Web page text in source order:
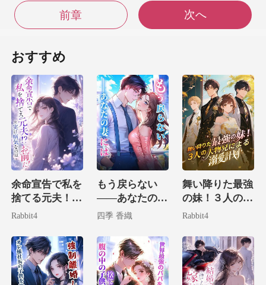
ンおじさん」 しかし本当は、ミシェルもも
動しないのがいけない
ので、
ったっ
前章 次へ
おすすめ
余命宣告で私を
捨てる元夫！？
実は病気なのは
Rabbit4
もう戻らない
――あなたの妻
には
四季 香織
舞い降りた最強
の妹！３人の大
物兄による溺愛
Rabbit4